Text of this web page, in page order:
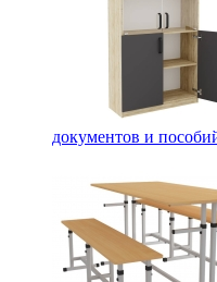
документов и